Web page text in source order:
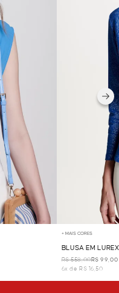
+ MAIS CORES
BLUSA EM
R$ 558,00R$ 99,00
6x de R$ 16,50